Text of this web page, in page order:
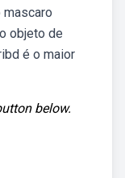
objeto de
é o maior
below.